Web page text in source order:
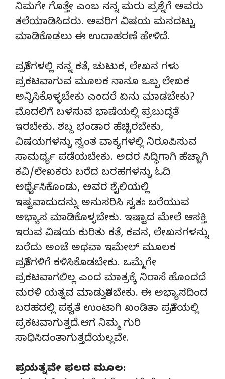
ನಿಮಗೇ ಗೊತ್ತೇ ಎಂಬ ನನ್ನ ಮರು ಪ್ರಶ್ನೆಗೆ ಅವರು
ತಲೆಯಾಡಿಸಿದರು. ಅವರಿಗ ವಿಷಯ ಮನದಟ್ಟು
ಮಾಡಿಕೊಡಲು ಈ ಉದಾಹರಣೆ ಹೇಳಿದೆ.
ಪತ್ರಿಕೆಗಳಲ್ಲಿ ನನ್ನ ಕತೆ, ಚುಟುಕ, ಲೇಖನ ಗಳು
ಪ್ರಕಟವಾಗುವ ಮೂಲಕ ನಾನೂ ಒಬ್ಬ ಲೇಖಕ
ಅನ್ನಿಸಿಕೊಳ್ಳಬೇಕು ಎಂದರೆ ಏನು ಮಾಡಬೇಕು?
ಮೊದಲಿಗೆ ಬಳಸುವ ಭಾಷೆಯಲ್ಲಿ ಪ್ರಬುದ್ಧತೆ
ಇರಬೇಕು. ಶಬ್ದ ಭಂಡಾರ ಹೆಚ್ಚಿರಬೇಕು,
ವಿಷಯಗಳನ್ನು ಸ್ವಂತ ವಾಕ್ಯಗಳಲ್ಲಿ ನಿರೂಪಿಸುವ
ಸಾಮರ್ಥ್ಯ ಪಡೆಯಬೇಕು. ಅದರ ಸಿದ್ಧಿಗಾಗಿ ಹೆಚ್ಚಾಗಿ
ಕವಿ/ಲೇಖಕರು ಬರೆದ ಬರಹಗಳನ್ನು ಓದಿ
ಅರ್ಥೈಸಿಕೊಂಡು, ಅವರ ಶೈಲಿಯಲ್ಲಿ
ಇಷ್ಟವಾದುದನ್ನು ಅನುಸರಿಸಿ ಸ್ವತಃ ಬರೆಯುವ
ಅಭ್ಯಾಸ ಮಾಡಿಕೊಳ್ಳಬೇಕು. ಇಷ್ಟಾದ ಮೇಲೆ ಆಸಕ್ತಿ
ಇರುವ ವಿಷಯ ಕುರಿತು ಕತೆ, ಕವನ, ಲೇಖನಗಳನ್ನು
ಬರೆದು ಅಂಚೆ ಅಥವಾ ಇಮೇಲ್ ಮೂಲಕ
ಪತ್ರಿಕೆಗಳಿಗೆ ಕಳಿಸಿಕೊಡಬೇಕು. ಒಮ್ಮೆಗೇ
ಪ್ರಕಟವಾಗಲಿಲ್ಲ ಎಂದ ಮಾತ್ರಕ್ಕೆ ನಿರಾಸೆ ಹೊಂದದೆ
ಮರಳಿ ಯತ್ನವ ಮಾಡುತ್ತಿರಬೇಕು. ಈ ಅಭ್ಯಾಸದಿಂದ
ಬರಹದಲ್ಲಿ ಪಕ್ವತೆ ಉಂಟಾಗಿ ಖಂಡಿತಾ ಪತ್ರಿಕೆಯಲ್ಲಿ
ಪ್ರಕಟವಾಗುತ್ತದೆ.ಆಗ ನಿಮ್ಮ ಗುರಿ
ಸಾಧಿಸಿದಂತಾಗುತ್ತದೆಯಲ್ಲವೇ.
ಪ್ರಯತ್ನವೇ ಫಲದ ಮೂಲ: